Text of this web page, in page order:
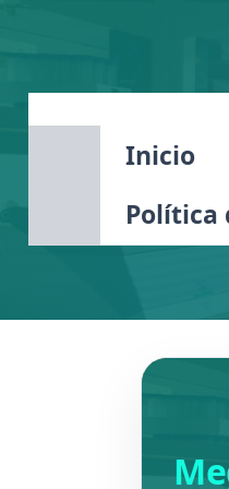
contenido
Inicio
Política